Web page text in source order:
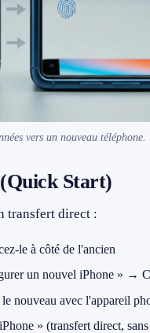
vers un nouveau téléphone.
Start)
transfert direct :
le à côté de l'ancien
un nouvel iPhone » →
nouveau avec l'appareil
» (transfert direct,